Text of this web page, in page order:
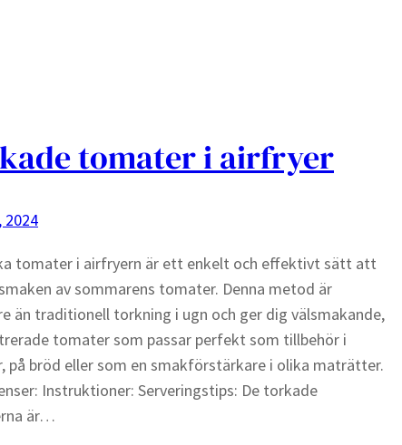
tomater i airfryer
2024
tomater i airfryern är ett enkelt och effektivt sätt att
av sommarens tomater. Denna metod är
än traditionell torkning i ugn och ger dig välsmakande,
tomater som passar perfekt som tillbehör i
på bröd eller som en smakförstärkare i olika maträtter.
Instruktioner: Serveringstips: De torkade
är…